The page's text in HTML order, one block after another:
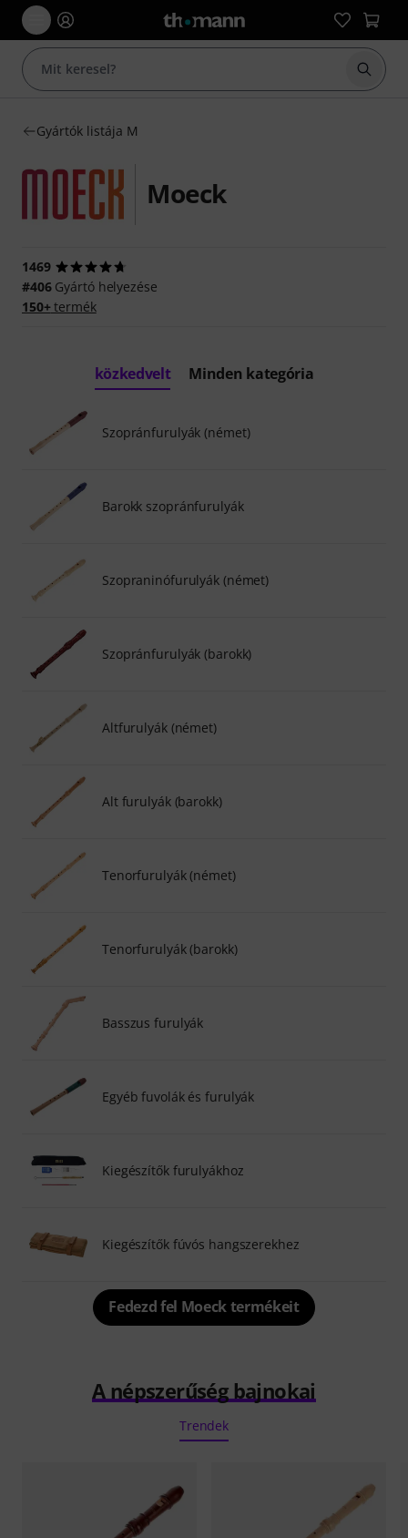
Gyártók listája M
Moeck
1469
#406Gyártó helyezése
150+termék
közkedvelt Minden kategória
Szopránfurulyák (német)
Barokk szopránfurulyák
Szopraninófurulyák (német)
Szopránfurulyák (barokk)
Altfurulyák (német)
Alt furulyák (barokk)
Tenorfurulyák (német)
Tenorfurulyák (barokk)
Basszus furulyák
Egyéb fuvolák és furulyák
Kiegészítők furulyákhoz
Kiegészítők fúvós hangszerekhez
Fedezd fel Moeck termékeit
A népszerűség bajnokai
Trendek